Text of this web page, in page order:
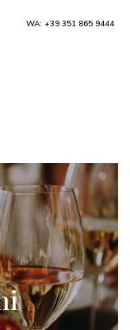
WA: +39 351 865 9444